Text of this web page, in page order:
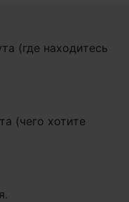
(где находитесь
(чего хотите